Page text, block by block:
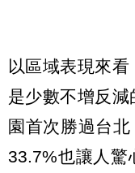
以區域表現來
是少數不增反
園首次勝過台
33.7%也讓人驚